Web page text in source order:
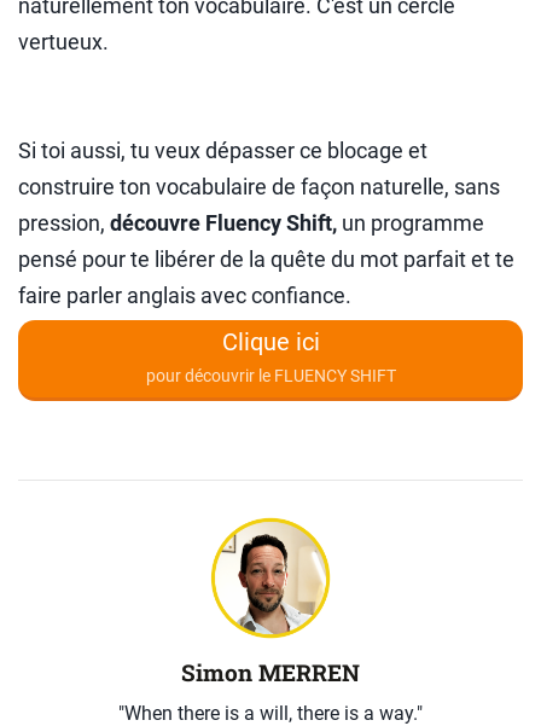
naturellement ton vocabulaire. C'est un cercle
vertueux.
Si toi aussi, tu veux dépasser ce blocage et
construire ton vocabulaire de façon naturelle, sans
pression, découvre Fluency Shift, un programme
pensé pour te libérer de la quête du mot parfait et te
faire parler anglais avec confiance.
Clique ici
pour découvrir le FLUENCY SHIFT
Simon MERREN
"When there is a will, there is a way."